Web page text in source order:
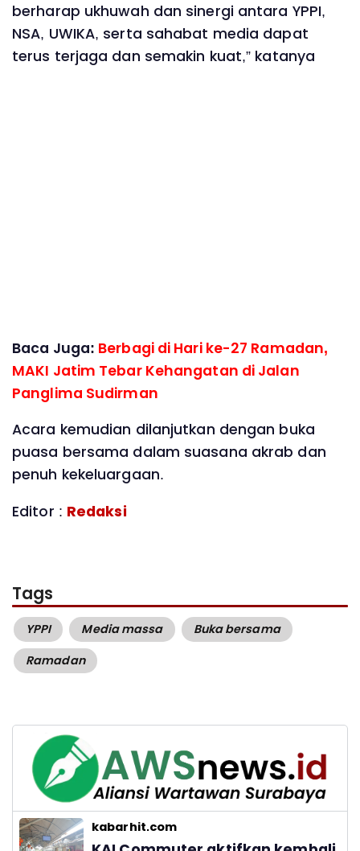
berharap ukhuwah dan sinergi antara YPPI,
NSA, UWIKA, serta sahabat media dapat
terus terjaga dan semakin kuat,” katanya
Baca Juga: Berbagi di Hari ke-27 Ramadan,
MAKI Jatim Tebar Kehangatan di Jalan
Panglima Sudirman
Acara kemudian dilanjutkan dengan buka
puasa bersama dalam suasana akrab dan
penuh kekeluargaan.
Editor : Redaksi
Tags
YPPI Media massa
Buka bersama
Ramadan
kabarhit.com